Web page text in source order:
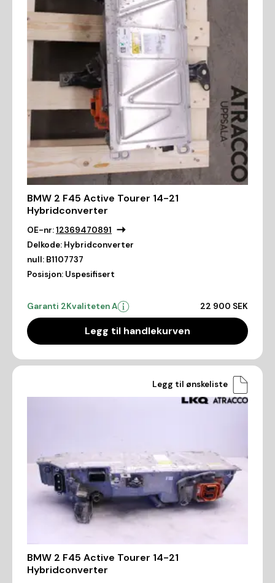
BMW 2 F45 Active Tourer 14-21
Hybridconverter
OE-nr:12369470891
Delkode: Hybridconverter
null: B1107737
Posisjon: Uspesifisert
Garanti 2Kvaliteten A 22 900 SEK
Legg til handlekurven
Legg til ønskeliste
BMW 2 F45 Active Tourer 14-21
Hybridconverter